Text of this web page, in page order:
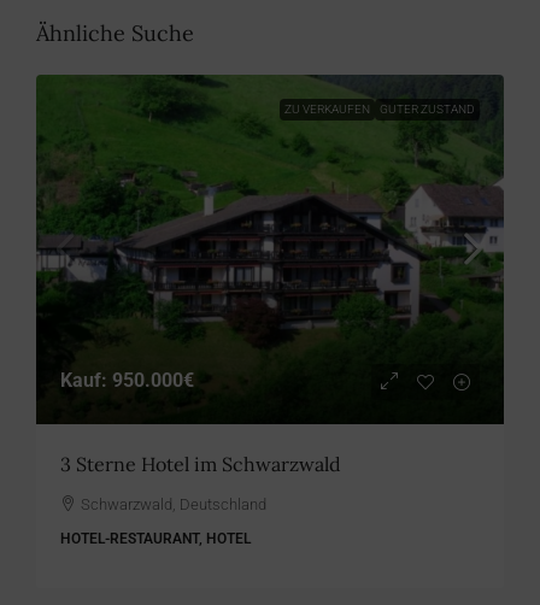
Ähnliche Suche
ZU VERKAUFEN GUTER ZUSTAND
Kauf: 950.000€
3 Sterne Hotel im Schwarzwald
Schwarzwald, Deutschland
HOTEL-RESTAURANT, HOTEL